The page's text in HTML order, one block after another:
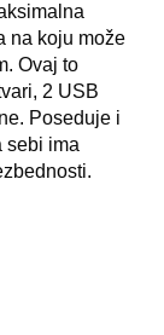
na koju može
Ovaj to
2 USB
Poseduje i
sebi ima